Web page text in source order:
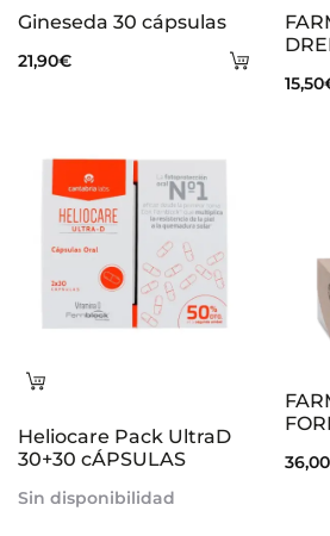
Añadir
Gineseda 30 cápsulas
21,90€
15,50
Leer
Heliocare Pack UltraD
30+30 cÁPSULAS
Sin disponibilidad
36,00